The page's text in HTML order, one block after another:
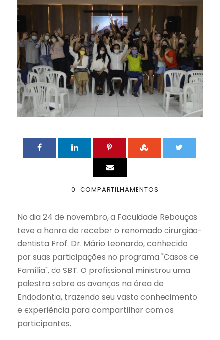
0 COMPARTILHAMENTOS
No dia 24 de novembro, a Faculdade Rebouças
teve a honra de receber o renomado cirurgião-
dentista Prof. Dr. Mário Leonardo, conhecido
por suas participações no programa "Casos de
Família", do SBT. O profissional ministrou uma
palestra sobre os avanços na área de
Endodontia, trazendo seu vasto conhecimento
e experiência para compartilhar com os
participantes.